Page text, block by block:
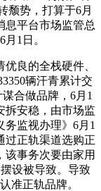
颓势，打算于6月
息平台市场监管总
1日。
良的全栈硬件、
辆汗青累计交
合做品牌，6月1
拆安稳，由市场监
监视办理》6月1
过正轨渠道选购正
该事务次要由家用
设被导致。导致
准正轨品牌。